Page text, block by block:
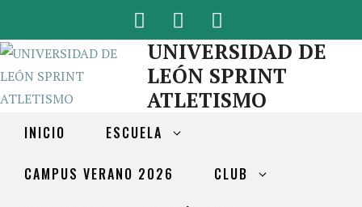
UNIVERSIDAD DE
LEÓN SPRINT
ATLETISMO
INICIO ESCUELA
CAMPUS VERANO 2026 CLUB